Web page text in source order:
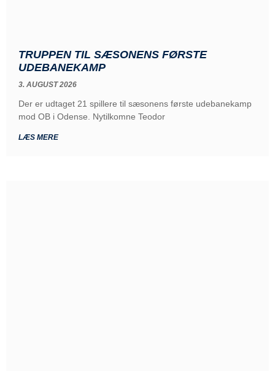
TRUPPEN TIL SÆSONENS FØRSTE
UDEBANEKAMP
3. AUGUST 2026
Der er udtaget 21 spillere til sæsonens første udebanekamp
mod OB i Odense. Nytilkomne Teodor
LÆS MERE